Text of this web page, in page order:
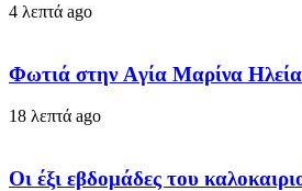
4 λεπτά ago
Φωτιά στην Aγία Μαρίνα
18 λεπτά ago
Οι έξι εβδομάδες του